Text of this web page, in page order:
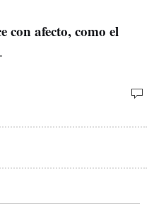
con afecto, como el
.